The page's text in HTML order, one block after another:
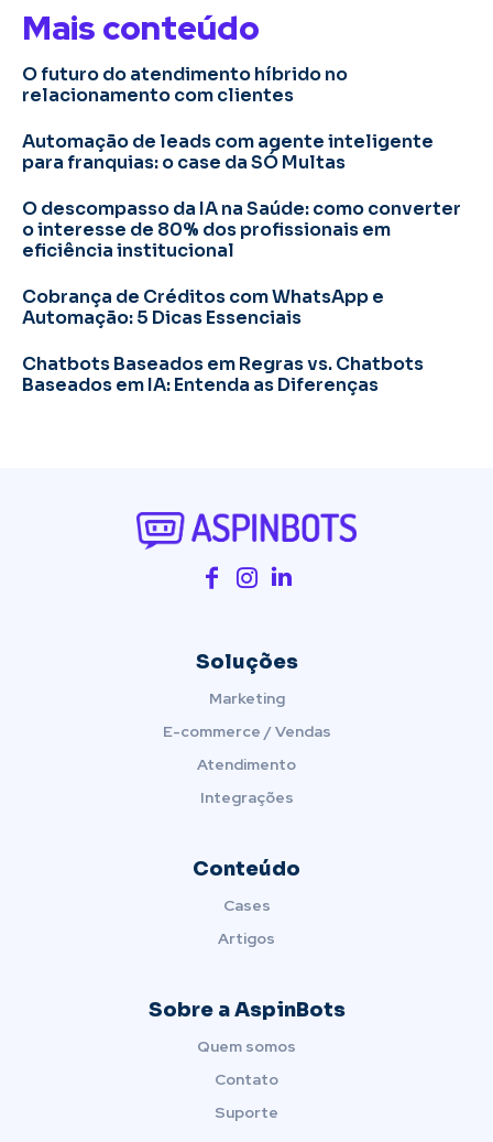
Mais conteúdo
O futuro do atendimento híbrido no
relacionamento com clientes
Automação de leads com agente inteligente
para franquias: o case da SÓ Multas
O descompasso da IA na Saúde: como converter
o interesse de 80% dos profissionais em
eficiência institucional
Cobrança de Créditos com WhatsApp e
Automação: 5 Dicas Essenciais
Chatbots Baseados em Regras vs. Chatbots
Baseados em IA: Entenda as Diferenças
Soluções
Marketing
E-commerce / Vendas
Atendimento
Integrações
Conteúdo
Cases
Artigos
Sobre a AspinBots
Quem somos
Contato
Suporte